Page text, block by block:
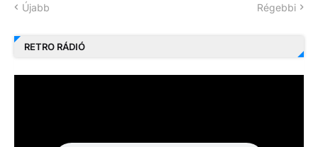
Újabb Régebbi
RETRO RÁDIÓ